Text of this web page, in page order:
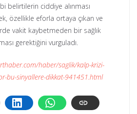
belirtilerin ciddiye alınması
özellikle eforla ortaya çıkan ve
vakit kaybetmeden bir sağlık
gerektiğini vurguladı.
haber/saglik/kalp-krizi-
bu-sinyallere-dikkat-941451.html